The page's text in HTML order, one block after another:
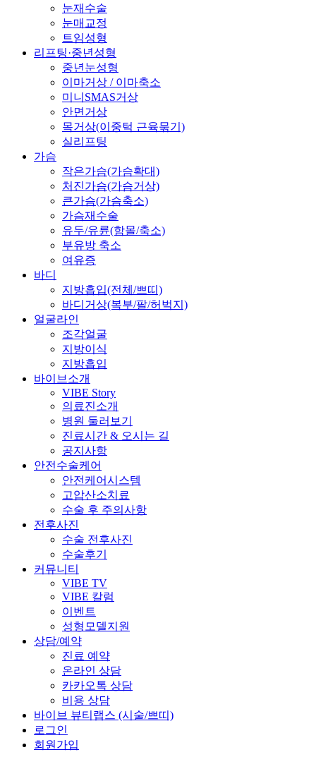
눈재수술
눈매교정
트임성형
리프팅·중년성형
중년눈성형
이마거상 / 이마축소
미니SMAS거상
안면거상
목거상(이중턱 근육묶기)
실리프팅
가슴
작은가슴(가슴확대)
처진가슴(가슴거상)
큰가슴(가슴축소)
가슴재수술
유두/유륜(함몰/축소)
부유방 축소
여유증
바디
지방흡입(전체/쁘띠)
바디거상(복부/팔/허벅지)
얼굴라인
조각얼굴
지방이식
지방흡입
바이브소개
VIBE Story
의료진소개
병원 둘러보기
진료시간 & 오시는 길
공지사항
안전수술케어
안전케어시스템
고압산소치료
수술 후 주의사항
전후사진
수술 전후사진
수술후기
커뮤니티
VIBE TV
VIBE 칼럼
이벤트
성형모델지원
상담/예약
진료 예약
온라인 상담
카카오톡 상담
비용 상담
바이브 뷰티랩스 (시술/쁘띠)
로그인
회원가입